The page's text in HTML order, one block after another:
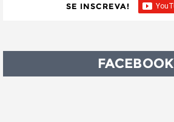
SE INSCREVA!
FACEBOOK